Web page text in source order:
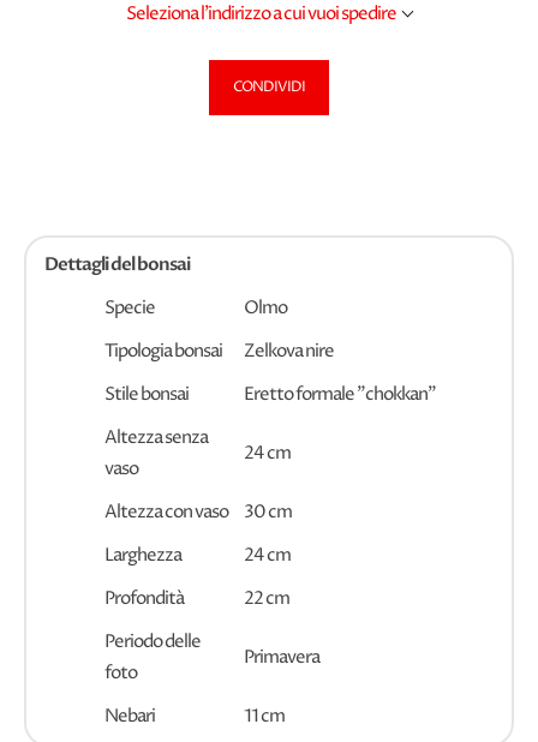
Seleziona l'indirizzo a cui vuoi spedire
CONDIVIDI
Dettagli del bonsai
Specie
Olmo
Tipologia bonsai
Zelkova nire
Stile bonsai
Eretto formale "chokkan"
Altezza senza
vaso
24 cm
Altezza con vaso
30 cm
Larghezza
24 cm
Profondità
22 cm
Periodo delle
foto
Primavera
Nebari 11 cm